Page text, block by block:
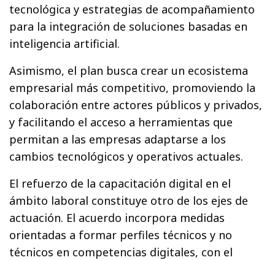
tecnológica y estrategias de acompañamiento
para la integración de soluciones basadas en
inteligencia artificial.
Asimismo, el plan busca crear un ecosistema
empresarial más competitivo, promoviendo la
colaboración entre actores públicos y privados,
y facilitando el acceso a herramientas que
permitan a las empresas adaptarse a los
cambios tecnológicos y operativos actuales.
El refuerzo de la capacitación digital en el
ámbito laboral constituye otro de los ejes de
actuación. El acuerdo incorpora medidas
orientadas a formar perfiles técnicos y no
técnicos en competencias digitales, con el